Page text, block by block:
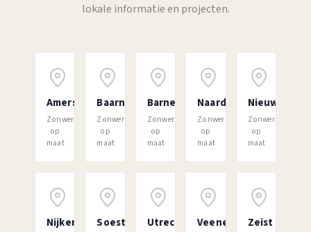
lokale informatie en projecten.
Amersfoort
Zonwering
op
maat
Baarn
Zonwering
op
maat
Barneveld
Zonwering
op
maat
Naarden
Zonwering
op
maat
Nieuwegein
Zonwering
op
maat
Nijkerk Soest Utrecht VeenendaalZeist